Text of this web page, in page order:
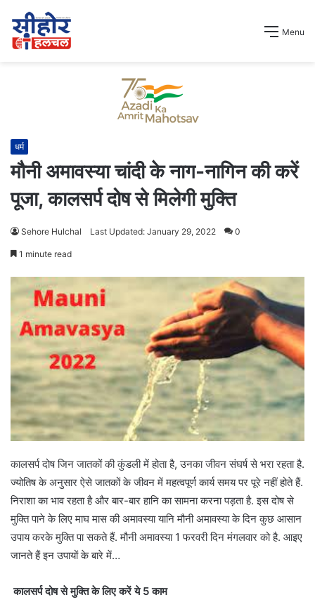
Menu
धर्म
मौनी अमावस्या चांदी के नाग-नागिन की करें
पूजा, कालसर्प दोष से मिलेगी मुक्ति
Sehore Hulchal Last Updated: January 29, 2022 0
1 minute read
कालसर्प दोष जिन जातकों की कुंडली में होता है, उनका जीवन संघर्ष से भरा रहता है.
ज्योतिष के अनुसार ऐसे जातकों के जीवन में महत्वपूर्ण कार्य समय पर पूरे नहीं होते हैं.
निराशा का भाव रहता है और बार-बार हानि का सामना करना पड़ता है. इस दोष से
मुक्ति पाने के लिए माघ मास की अमावस्या यानि मौनी अमावस्या के दिन कुछ आसान
उपाय करके मुक्ति पा सकते हैं. मौनी अमावस्या 1 फरवरी दिन मंगलवार को है. आइए
जानते हैं इन उपायों के बारे में…
कालसर्प दोष से मुक्ति के लिए करें ये 5 काम